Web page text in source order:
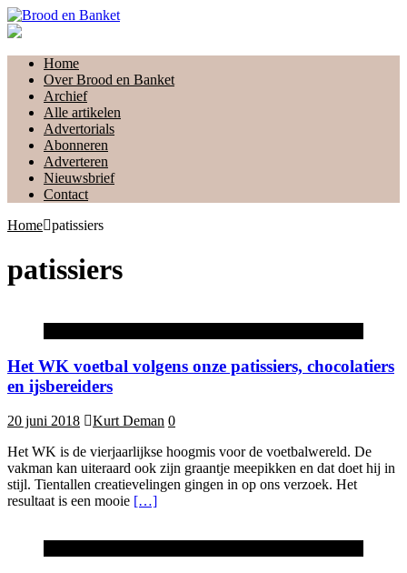
Home
Over Brood en Banket
Archief
Alle artikelen
Advertorials
Abonneren
Adverteren
Nieuwsbrief
Contact
Home patissiers
patissiers
Het WK voetbal volgens onze patissiers, chocolatiers
en ijsbereiders
20 juni 2018 Kurt Deman 0
Het WK is de vierjaarlijkse hoogmis voor de voetbalwereld. De
vakman kan uiteraard ook zijn graantje meepikken en dat doet hij in
stijl. Tientallen creatievelingen gingen in op ons verzoek. Het
resultaat is een mooie […]